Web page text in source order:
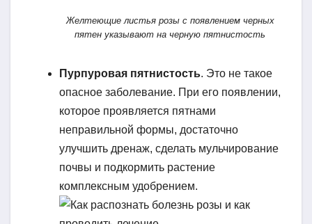
Желтеющие листья розы с появлением черных
пятен указывают на черную пятнистость
Пурпуровая пятнистость. Это не такое
опасное заболевание. При его появлении,
которое проявляется пятнами
неправильной формы, достаточно
улучшить дренаж, сделать мульчирование
почвы и подкормить растение
комплексным удобрением.